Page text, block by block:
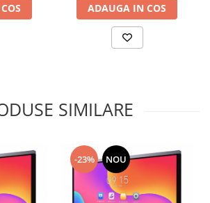
ADAUGA IN COS
SIMILARE
-23% NOU